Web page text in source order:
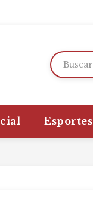
Esportes